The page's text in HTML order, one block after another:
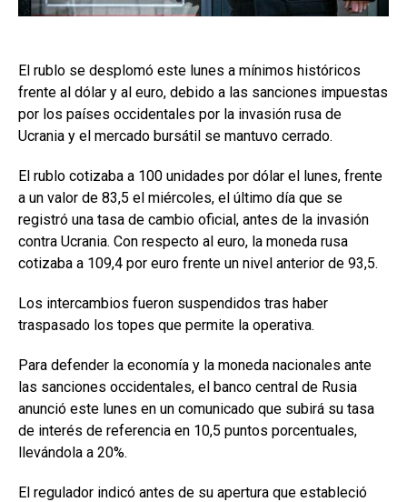
El rublo se desplomó este lunes a mínimos históricos
frente al dólar y al euro, debido a las sanciones impuestas
por los países occidentales por la invasión rusa de
Ucrania y el mercado bursátil se mantuvo cerrado.
El rublo cotizaba a 100 unidades por dólar el lunes, frente
a un valor de 83,5 el miércoles, el último día que se
registró una tasa de cambio oficial, antes de la invasión
contra Ucrania. Con respecto al euro, la moneda rusa
cotizaba a 109,4 por euro frente un nivel anterior de 93,5.
Los intercambios fueron suspendidos tras haber
traspasado los topes que permite la operativa.
Para defender la economía y la moneda nacionales ante
las sanciones occidentales, el banco central de Rusia
anunció este lunes en un comunicado que subirá su tasa
de interés de referencia en 10,5 puntos porcentuales,
llevándola a 20%.
El regulador indicó antes de su apertura que estableció